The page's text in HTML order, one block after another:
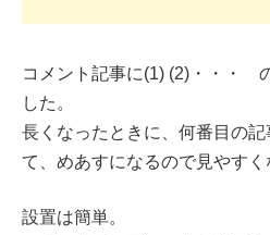
コメント記事に(1) (2)・・・
した。
長くなったときに、何番目の
て、めあすになるので見やすく
設置は簡単。